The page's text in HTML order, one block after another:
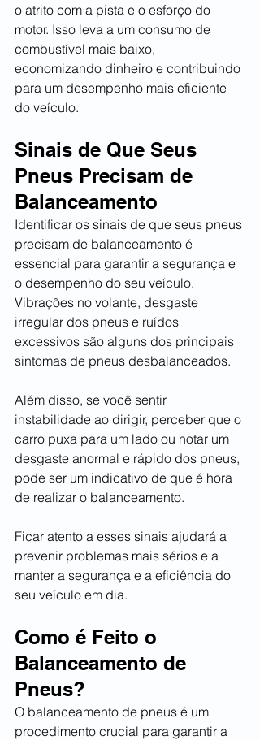
o atrito com a pista e o esforço do
motor. Isso leva a um consumo de
combustível mais baixo,
economizando dinheiro e contribuindo
para um desempenho mais eficiente
do veículo.
Sinais de Que Seus
Pneus Precisam de
Balanceamento
Identificar os sinais de que seus pneus
precisam de balanceamento é
essencial para garantir a segurança e
o desempenho do seu veículo.
Vibrações no volante, desgaste
irregular dos pneus e ruídos
excessivos são alguns dos principais
sintomas de pneus desbalanceados.
Além disso, se você sentir
instabilidade ao dirigir, perceber que o
carro puxa para um lado ou notar um
desgaste anormal e rápido dos pneus,
pode ser um indicativo de que é hora
de realizar o balanceamento.
Ficar atento a esses sinais ajudará a
prevenir problemas mais sérios e a
manter a segurança e a eficiência do
seu veículo em dia.
Como é Feito o
Balanceamento de
Pneus?
O balanceamento de pneus é um
procedimento crucial para garantir a